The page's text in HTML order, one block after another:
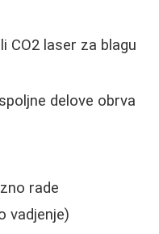
CO2 laser za blagu
delove obrva
rade
vadjenje)